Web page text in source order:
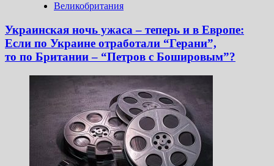
Великобритания
Украинская ночь ужаса – теперь и в Европе:
Если по Украине отработали “Герани”,
то по Британии – “Петров с Бошировым”?